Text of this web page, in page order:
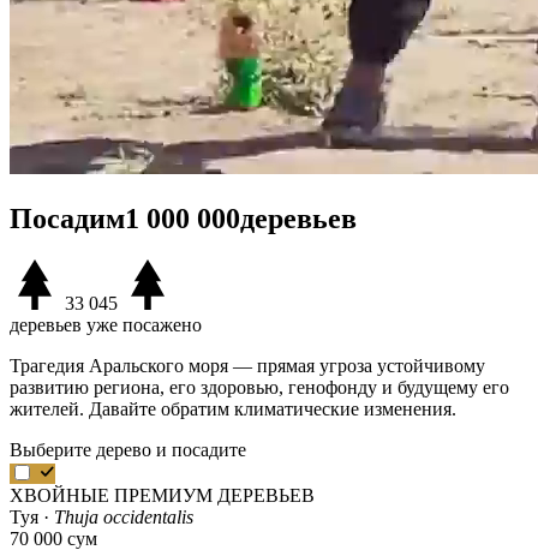
Посадим1 000 000деревьев
33 045
деревьев уже посажено
Трагедия Аральского моря — прямая угроза устойчивому
развитию региона, его здоровью, генофонду и будущему его
жителей. Давайте обратим климатические изменения.
Выберите дерево и посадите
ХВОЙНЫЕ ПРЕМИУМ ДЕРЕВЬЕВ
Туя · Thuja occidentalis
70 000 сум